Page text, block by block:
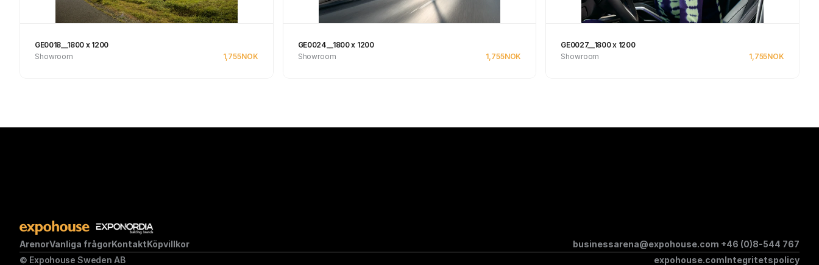
GE0018__1800 x 1200
Showroom
1,755NOK
GE0024__1800 x 1200
Showroom
1,755NOK
GE0027__1800 x 1200
Showroom
1,755NOK
ArenorVanliga frågorKontaktKöpvillkor businessarena@expohouse.com +46 (0)8-544 767
© Expohouse Sweden AB
expohouse.comIntegritetspolicy